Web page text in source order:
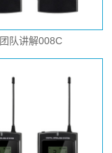
团队讲解008C